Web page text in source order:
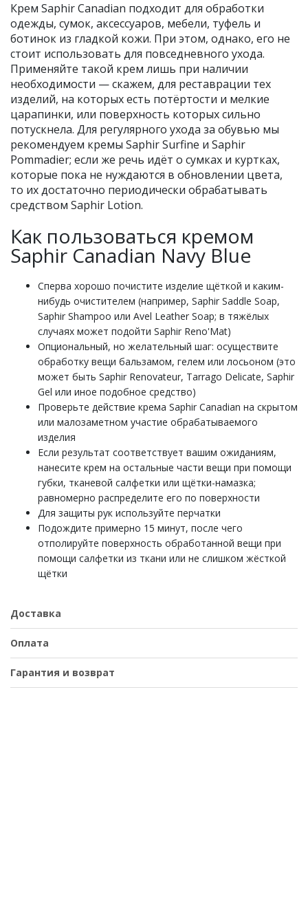
Крем Saphir Canadian подходит для обработки
одежды, сумок, аксессуаров, мебели, туфель и
ботинок из гладкой кожи. При этом, однако, его не
стоит использовать для повседневного ухода.
Применяйте такой крем лишь при наличии
необходимости — скажем, для реставрации тех
изделий, на которых есть потёртости и мелкие
царапинки, или поверхность которых сильно
потускнела. Для регулярного ухода за обувью мы
рекомендуем кремы Saphir Surfine и Saphir
Pommadier; если же речь идёт о сумках и куртках,
которые пока не нуждаются в обновлении цвета,
то их достаточно периодически обрабатывать
средством Saphir Lotion.
Как пользоваться кремом
Saphir Canadian Navy Blue
Сперва хорошо почистите изделие щёткой и каким-
нибудь очистителем (например, Saphir Saddle Soap,
Saphir Shampoo или Avel Leather Soap; в тяжёлых
случаях может подойти Saphir Reno'Mat)
Опциональный, но желательный шаг: осуществите
обработку вещи бальзамом, гелем или лосьоном (это
может быть Saphir Renovateur, Tarrago Delicate, Saphir
Gel или иное подобное средство)
Проверьте действие крема Saphir Canadian на скрытом
или малозаметном участие обрабатываемого
изделия
Если результат соответствует вашим ожиданиям,
нанесите крем на остальные части вещи при помощи
губки, тканевой салфетки или щётки-намазка;
равномерно распределите его по поверхности
Для защиты рук используйте перчатки
Подождите примерно 15 минут, после чего
отполируйте поверхность обработанной вещи при
помощи салфетки из ткани или не слишком жёсткой
щётки
Доставка
Оплата
Гарантия и возврат